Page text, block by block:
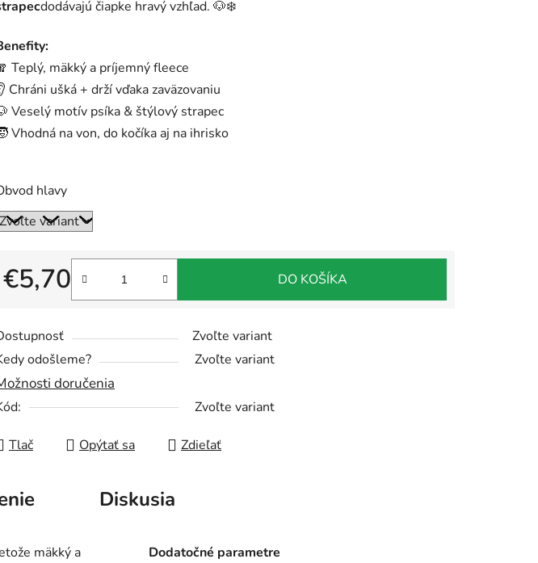
dodávajú čiapke hravý vzhľad. 🐶❄️
Teplý, mäkký a príjemný fleece
Chráni ušká + drží vďaka zaväzovaniu
Veselý motív psíka & štýlový strapec
Vhodná na von, do kočíka aj na ihrisko
hlavy
Zvoľte variant
odošleme?
Zvoľte variant
doručenia
Zvoľte variant
€5,70
Jednotková cena:
DO KOŠÍKA
Tlač Opýtať sa Zdieľať
Diskusia
mäkký a
Dodatočné parametre